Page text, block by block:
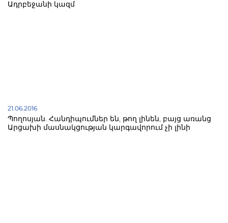
Ադրբեջանի կազմ
21.06.2016
Պողոսյան. Հանդիպումներ են, թող լինեն, բայց առանց
Արցախի մասնակցության կարգավորում չի լինի